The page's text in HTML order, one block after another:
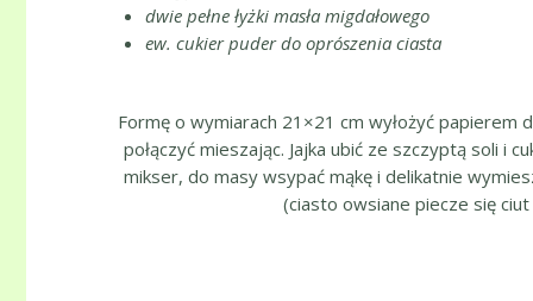
dwie pełne łyżki masła migdałowego
ew. cukier puder do oprószenia ciasta
Formę o wymiarach 21×21 cm wyłożyć papierem
połączyć mieszając. Jajka ubić ze szczyptą soli i
mikser, do masy wsypać mąkę i delikatnie
(ciasto owsiane piecze się